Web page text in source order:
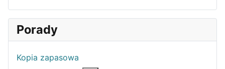
Porady
Kopia zapasowa